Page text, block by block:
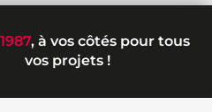
, à vos côtés pour tous
vos projets !